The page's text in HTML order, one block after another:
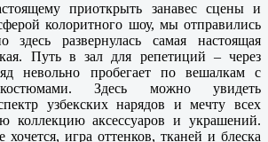
приоткрыть занавес сцены и
колоритного шоу, мы отправились
развернулась самая настоящая
Путь в зал для репетиций – через
невольно пробегает по вешалкам с
Здесь можно увидеть
узбекских нарядов и мечту всех
коллекцию аксессуаров и украшений.
игра оттенков, тканей и блеска